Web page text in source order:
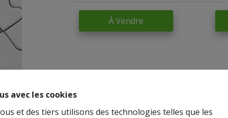
avec les cookies
et des tiers utilisons des technologies telles que les
À Vendre